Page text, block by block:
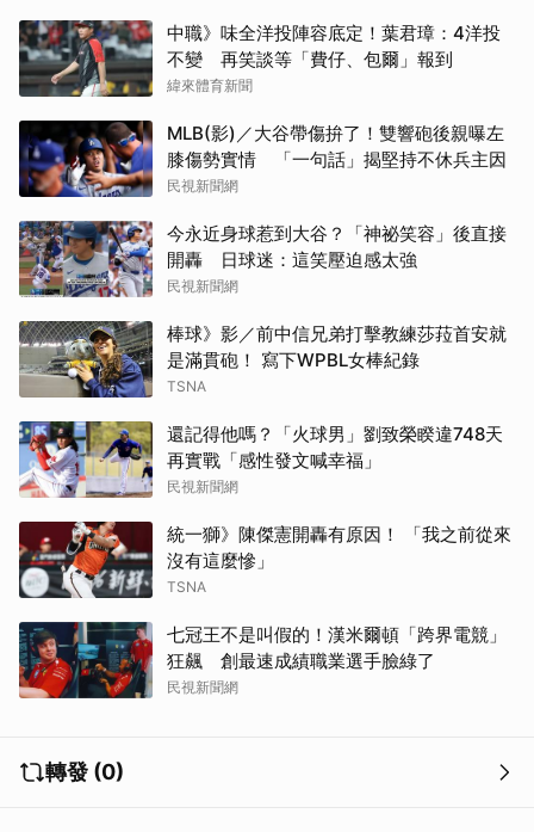
中職》味全洋投陣容底定！葉君璋：4洋投
不變 再笑談等「費仔、包爾」報到
緯來體育新聞
MLB(影)／大谷帶傷拚了！雙響砲後親曝左
膝傷勢實情 「一句話」揭堅持不休兵主因
民視新聞網
今永近身球惹到大谷？「神祕笑容」後直接
開轟 日球迷：這笑壓迫感太強
民視新聞網
棒球》影／前中信兄弟打擊教練莎菈首安就
是滿貫砲！ 寫下WPBL女棒紀錄
TSNA
還記得他嗎？「火球男」劉致榮睽違748天
再實戰「感性發文喊幸福」
民視新聞網
統一獅》陳傑憲開轟有原因！ 「我之前從來
沒有這麼慘」
TSNA
七冠王不是叫假的！漢米爾頓「跨界電競」
狂飆 創最速成績職業選手臉綠了
民視新聞網
轉發 (0)